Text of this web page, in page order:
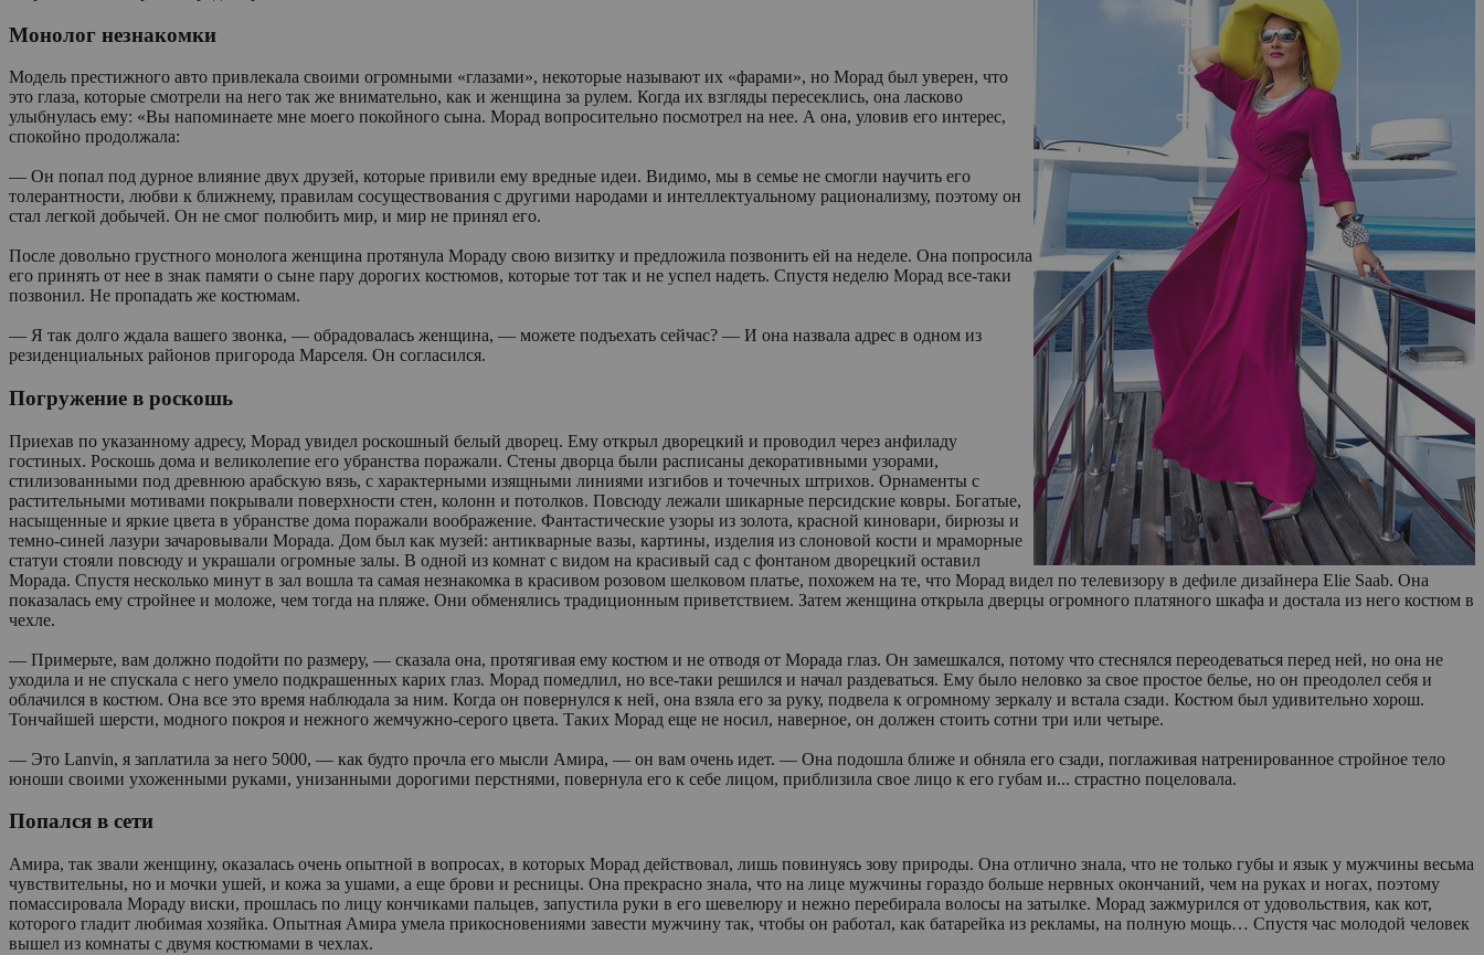
Монолог незнакомки
Модель престижного авто привлекала своими огромными «глазами», некоторые называют их «фарами», но Морад был уверен, что
это глаза, которые смотрели на него так же внимательно, как и женщина за рулем. Когда их взгляды пересеклись, она ласково
улыбнулась ему: «Вы напоминаете мне моего покойного сына. Морад вопросительно посмотрел на нее. А она, уловив его интерес,
спокойно продолжала:
— Он попал под дурное влияние двух друзей, которые привили ему вредные идеи. Видимо, мы в семье не смогли научить его
толерантности, любви к ближнему, правилам сосуществования с другими народами и интеллектуальному рационализму, поэтому он
стал легкой добычей. Он не смог полюбить мир, и мир не принял его.
После довольно грустного монолога женщина протянула Мораду свою визитку и предложила позвонить ей на неделе. Она попросила
его принять от нее в знак памяти о сыне пару дорогих костюмов, которые тот так и не успел надеть. Спустя неделю Морад все-таки
позвонил. Не пропадать же костюмам.
— Я так долго ждала вашего звонка, — обрадовалась женщина, — можете подъехать сейчас? — И она назвала адрес в одном из
резиденциальных районов пригорода Марселя. Он согласился.
Погружение в роскошь
Приехав по указанному адресу, Морад увидел роскошный белый дворец. Ему открыл дворецкий и проводил через анфиладу
гостиных. Роскошь дома и великолепие его убранства поражали. Cтены дворца были расписаны декоративными узорами,
стилизованными под древнюю арабскую вязь, с характерными изящными линиями изгибов и точечных штрихов. Орнаменты с
растительными мотивами покрывали поверхности стен, колонн и потолков. Повсюду лежали шикарные персидские ковры. Богатые,
насыщенные и яркие цвета в убранстве дома поражали воображение. Фантастические узоры из золота, красной киновари, бирюзы и
темно-синей лазури зачаровывали Морада. Дом был как музей: антикварные вазы, картины, изделия из слоновой кости и мраморные
статуи стояли повсюду и украшали огромные залы. В одной из комнат с видом на красивый сад с фонтаном дворецкий оставил
Морада. Спустя несколько минут в зал вошла та самая незнакомка в красивом розовом шелковом платье, похожем на те, что Морад видел по телевизору в дефиле дизайнера Elie Saab. Она
показалась ему стройнее и моложе, чем тогда на пляже. Они обменялись традиционным приветствием. Затем женщина открыла дверцы огромного платяного шкафа и достала из него костюм в
чехле.
— Примерьте, вам должно подойти по размеру, — сказала она, протягивая ему костюм и не отводя от Морада глаз. Он замешкался, потому что стеснялся переодеваться перед ней, но она не
уходила и не спускала с него умело подкрашенных карих глаз. Морад помедлил, но все-таки решился и начал раздеваться. Ему было неловко за свое простое белье, но он преодолел себя и
облачился в костюм. Она все это время наблюдала за ним. Когда он повернулся к ней, она взяла его за руку, подвела к огромному зеркалу и встала сзади. Костюм был удивительно хорош.
Тончайшей шерсти, модного покроя и нежного жемчужно-серого цвета. Таких Морад еще не носил, наверное, он должен стоить сотни три или четыре.
— Это Lanvin, я заплатила за него 5000, — как будто прочла его мысли Амира, — он вам очень идет. — Она подошла ближе и обняла его сзади, поглаживая натренированное стройное тело
юноши своими ухоженными руками, унизанными дорогими перстнями, повернула его к себе лицом, приблизила свое лицо к его губам и... страстно поцеловала.
Попался в сети
Амира, так звали женщину, оказалась очень опытной в вопросах, в которых Морад действовал, лишь повинуясь зову природы. Она отлично знала, что не только губы и язык у мужчины весьма
чувствительны, но и мочки ушей, и кожа за ушами, а еще брови и ресницы. Она прекрасно знала, что на лице мужчины гораздо больше нервных окончаний, чем на руках и ногах, поэтому
помассировала Мораду виски, прошлась по лицу кончиками пальцев, запустила руки в его шевелюру и нежно перебирала волосы на затылке. Морад зажмурился от удовольствия, как кот,
которого гладит любимая хозяйка. Опытная Амира умела прикосновениями завести мужчину так, чтобы он работал, как батарейка из рекламы, на полную мощь… Cпустя час молодой человек
вышел из комнаты с двумя костюмами в чехлах.